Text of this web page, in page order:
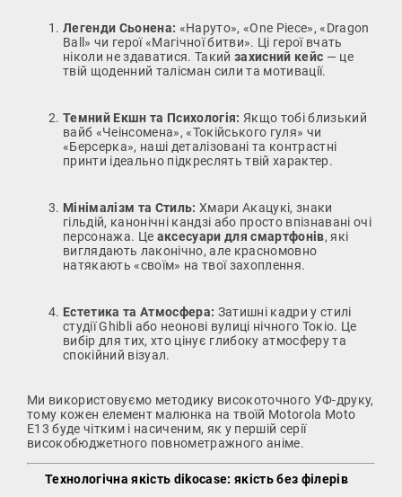
Легенди Сьонена: «Наруто», «One Piece», «Dragon
Ball» чи герої «Магічної битви». Ці герої вчать
ніколи не здаватися. Такий захисний кейс — це
твій щоденний талісман сили та мотивації.
Темний Екшн та Психологія: Якщо тобі близький
вайб «Чеінсомена», «Токійського гуля» чи
«Берсерка», наші деталізовані та контрастні
принти ідеально підкреслять твій характер.
Мінімалізм та Стиль: Хмари Акацукі, знаки
гільдій, канонічні кандзі або просто впізнавані очі
персонажа. Це аксесуари для смартфонів, які
виглядають лаконічно, але красномовно
натякають «своїм» на твої захоплення.
Естетика та Атмосфера: Затишні кадри у стилі
студії Ghibli або неонові вулиці нічного Токіо. Це
вибір для тих, хто цінує глибоку атмосферу та
спокійний візуал.
Ми використовуємо методику високоточного УФ-друку,
тому кожен елемент малюнка на твоїй Motorola Moto
E13 буде чітким і насиченим, як у першій серії
високобюджетного повнометражного аніме.
Технологічна якість dikocase: якість без філерів